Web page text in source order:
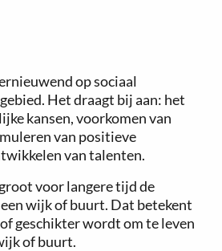
op sociaal
Het draagt bij aan: het
kansen, voorkomen van
van positieve
van talenten.
voor langere tijd de
wijk of buurt. Dat betekent
geschikter wordt om te leven
of buurt.